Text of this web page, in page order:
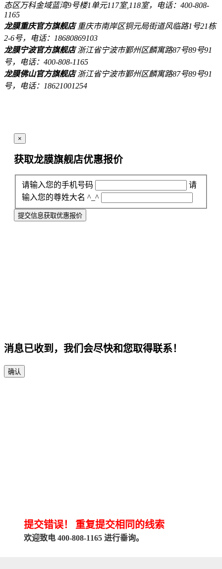
态区万科金域蓝湾9号楼1单元117室,118室，电话：400-808-
1165
龙膜重庆官方旗舰店重庆市南岸区铜元局街道风临路1号21栋
2-6号，电话：18680869103
龙膜宁波官方旗舰店浙江省宁波市鄞州区麟寓路87号89号91
号，电话：400-808-1165
龙膜佛山官方旗舰店浙江省宁波市鄞州区麟寓路87号89号91
号，电话：18621001254
×
获取龙膜旗舰店优惠报价
请输入您的手机号码
请
输入您的尊姓大名 ^_^
提交信息获取优惠报价
消息已收到，我们会尽快和您取得联系！
确认
提交错误！ 重复提交相同的线索
欢迎致电 400-808-1165 进行垂询。